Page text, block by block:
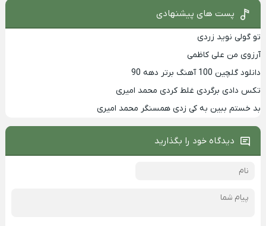
پست های پیشنهادی
تو گولی نوید زردی
آرزوی من علی کاظمی
دانلود گلچین 100 آهنگ برتر دهه 90
تکس دادی برگردی غلط کردی محمد امیری
بد خستم ببین به کی زدی همسنگر محمد امیری
دیدگاه خود را بگذارید